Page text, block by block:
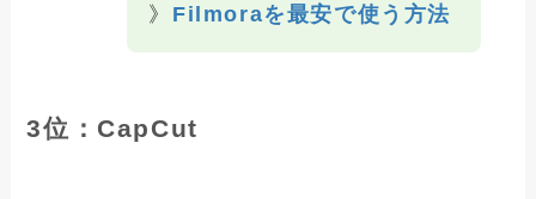
》 Filmoraを最安で使う方法
3位：CapCut